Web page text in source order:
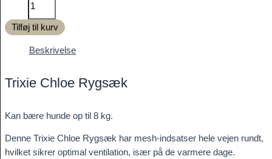
antal
Tilføj til kurv
Beskrivelse
Trixie Chloe Rygsæk
Kan bære hunde op til 8 kg.
Denne Trixie Chloe Rygsæk har mesh-indsatser hele vejen rundt,
hvilket sikrer optimal ventilation, især på de varmere dage.